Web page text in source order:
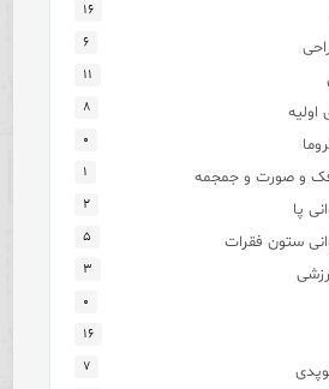
۱۶
۶
۱۱
۸
۰
فک و صورت و جمجمه ۱
پا ۲
ستون فقرات ۵
۳
۰
۱۶
۷